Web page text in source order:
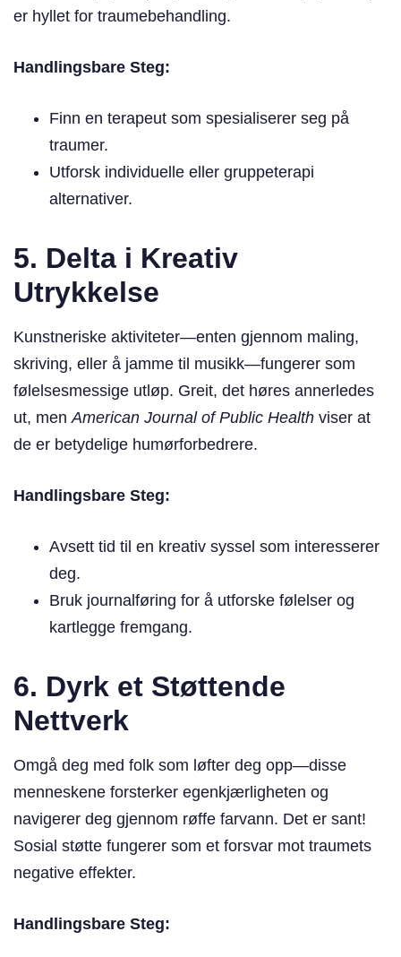
er hyllet for traumebehandling.
Handlingsbare Steg:
Finn en terapeut som spesialiserer seg på
traumer.
Utforsk individuelle eller gruppeterapi
alternativer.
5. Delta i Kreativ
Utrykkelse
Kunstneriske aktiviteter—enten gjennom maling,
skriving, eller å jamme til musikk—fungerer som
følelsesmessige utløp. Greit, det høres annerledes
ut, men American Journal of Public Health viser at
de er betydelige humørforbedrere.
Handlingsbare Steg:
Avsett tid til en kreativ syssel som interesserer
deg.
Bruk journalføring for å utforske følelser og
kartlegge fremgang.
6. Dyrk et Støttende
Nettverk
Omgå deg med folk som løfter deg opp—disse
menneskene forsterker egenkjærligheten og
navigerer deg gjennom røffe farvann. Det er sant!
Sosial støtte fungerer som et forsvar mot traumets
negative effekter.
Handlingsbare Steg: